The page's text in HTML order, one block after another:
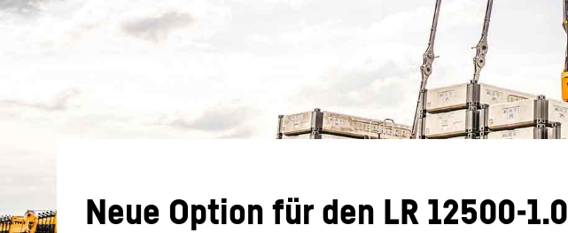
Mehr über die Firmengruppe
Neue Option für den LR 12500-1.0